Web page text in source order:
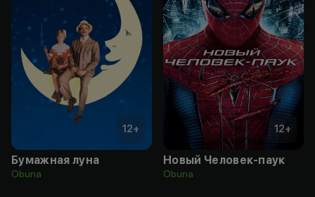
12+
Бумажная луна
Obuna
12+
Новый Человек-паук
Obuna